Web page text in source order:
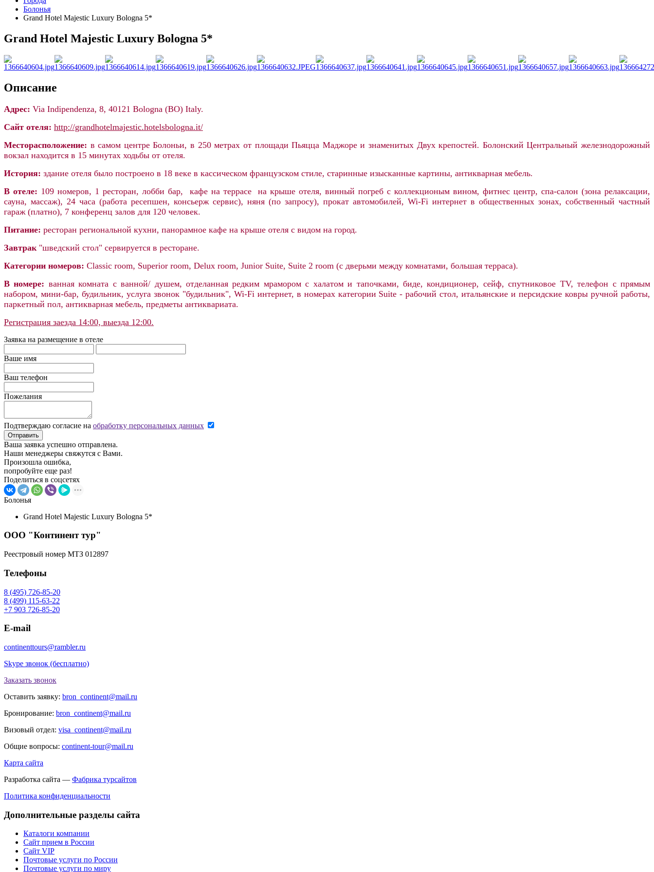
Болонья
Grand Hotel Majestic Luxury Bologna 5*
Grand Hotel Majestic Luxury Bologna 5*
Описание
Адрес: Via Indipendenza, 8, 40121 Bologna (BO) Italy.
Сайт отеля: http://grandhotelmajestic.hotelsbologna.it/
Месторасположение: в самом центре Болоньи, в 250 метрах от площади Пьяцца Маджоре и знаменитых Двух крепостей. Болонский Центральный железнодорожный
вокзал находится в 15 минутах ходьбы от отеля.
История: здание отеля было построено в 18 веке в кассическом французском стиле, старинные изысканные картины, антикварная мебель.
В отеле: 109 номеров, 1 ресторан, лобби бар, кафе на террасе на крыше отеля, винный погреб с коллекционым вином, фитнес центр, спа-салон (зона релаксации,
сауна, массаж), 24 часа (работа ресепшен, консьерж сервис), няня (по запросу), прокат автомобилей, Wi-Fi интернет в общественных зонах, собственный частный
гараж (платно), 7 конференц залов для 120 человек.
Питание: ресторан региональной кухни, панорамное кафе на крыше отеля с видом на город.
Завтрак "шведский стол" сервируется в ресторане.
Категории номеров: Classic room, Superior room, Delux room, Junior Suite, Suite 2 room (с дверьми между комнатами, большая терраса).
В номере: ванная комната с ванной/ душем, отделанная редким мрамором с халатом и тапочками, биде, кондиционер, сейф, спутниковое TV, телефон с прямым
набором, мини-бар, будильник, услуга звонок "будильник", Wi-Fi интернет, в номерах категории Suite - рабочий стол, итальянские и персидские ковры ручной работы,
паркетный пол, антикварная мебель, предметы антиквариата.
Регистрация заезда 14:00, выезда 12:00.
Заявка на размещение в отеле
Ваше имя
Ваш телефон
Пожелания
Подтверждаю согласие на обработку персональных данных
Отправить
Ваша заявка успешно отправлена.
Наши менеджеры свяжутся с Вами.
Произошла ошибка,
попробуйте еще раз!
Поделиться в соцсетях
Болонья
Grand Hotel Majestic Luxury Bologna 5*
ООО "Континент тур"
Реестровый номер МТЗ 012897
Телефоны
8 (495) 726-85-20
8 (499) 115-63-22
+7 903 726-85-20
E-mail
continenttours@rambler.ru
Skype звонок (бесплатно)
Заказать звонок
Оставить заявку: bron_continent@mail.ru
Бронирование: bron_continent@mail.ru
Визовый отдел: visa_continent@mail.ru
Общие вопросы: continent-tour@mail.ru
Карта сайта
Разработка сайта — Фабрика турсайтов
Политика конфиденциальности
Дополнительные разделы сайта
Каталоги компании
Сайт прием в России
Сайт VIP
Почтовые услуги по России
Почтовые услуги по миру